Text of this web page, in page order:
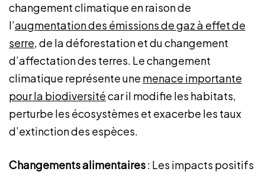
changement climatique en raison de
l’augmentation des émissions de gaz à effet de
serre, de la déforestation et du changement
d’affectation des terres. Le changement
climatique représente une menace importante
pour la biodiversitécar il modifie les habitats,
perturbe les écosystèmes et exacerbe les taux
d’extinction des espèces.
Changements alimentaires: Les impacts positifs